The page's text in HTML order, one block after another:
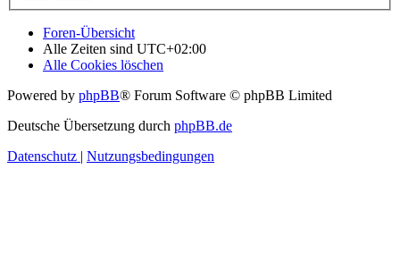
Foren-Übersicht
Alle Zeiten sind UTC+02:00
Alle Cookies löschen
Powered by phpBB® Forum Software © phpBB Limited
Deutsche Übersetzung durch phpBB.de
Datenschutz | Nutzungsbedingungen